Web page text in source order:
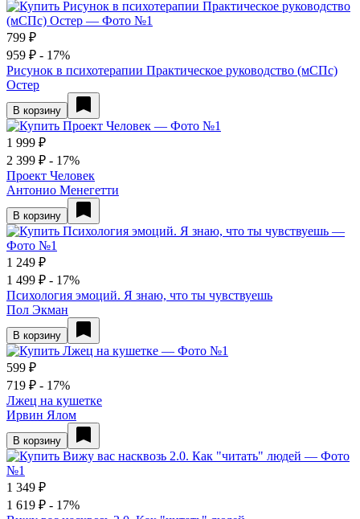
799 ₽
959 ₽ - 17%
Рисунок в психотерапии Практическое руководство (мСПс)
Остер
В корзину
1 999 ₽
2 399 ₽ - 17%
Проект Человек
Антонио Менегетти
В корзину
1 249 ₽
1 499 ₽ - 17%
Психология эмоций. Я знаю, что ты чувствуешь
Пол Экман
В корзину
599 ₽
719 ₽ - 17%
Лжец на кушетке
Ирвин Ялом
В корзину
1 349 ₽
1 619 ₽ - 17%